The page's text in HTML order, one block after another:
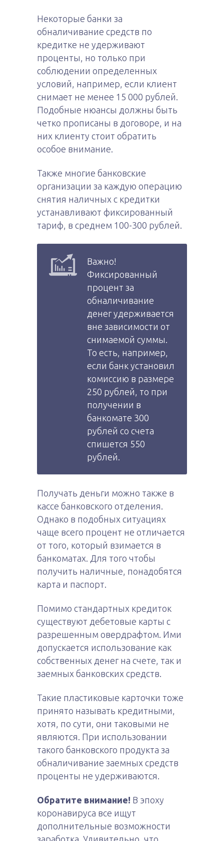
Некоторые банки за
обналичивание средств по
кредитке не удерживают
проценты, но только при
соблюдении определенных
условий, например, если клиент
снимает не менее 15 000 рублей.
Подобные нюансы должны быть
четко прописаны в договоре, и на
них клиенту стоит обратить
особое внимание.
Также многие банковские
организации за каждую операцию
снятия наличных с кредитки
устанавливают фиксированный
тариф, в среднем 100-300 рублей.
Важно!
Фиксированный
процент за
обналичивание
денег удерживается
вне зависимости от
снимаемой суммы.
То есть, например,
если банк установил
комиссию в размере
250 рублей, то при
получении в
банкомате 300
рублей со счета
спишется 550
рублей.
Получать деньги можно также в
кассе банковского отделения.
Однако в подобных ситуациях
чаще всего процент не отличается
от того, который взимается в
банкоматах. Для того чтобы
получить наличные, понадобятся
карта и паспорт.
Помимо стандартных кредиток
существуют дебетовые карты с
разрешенным овердрафтом. Ими
допускается использование как
собственных денег на счете, так и
заемных банковских средств.
Такие пластиковые карточки тоже
принято называть кредитными,
хотя, по сути, они таковыми не
являются. При использовании
такого банковского продукта за
обналичивание заемных средств
проценты не удерживаются.
Обратите внимание! В эпоху
коронавируса все ищут
дополнительные возможности
заработка. Удивительно, что